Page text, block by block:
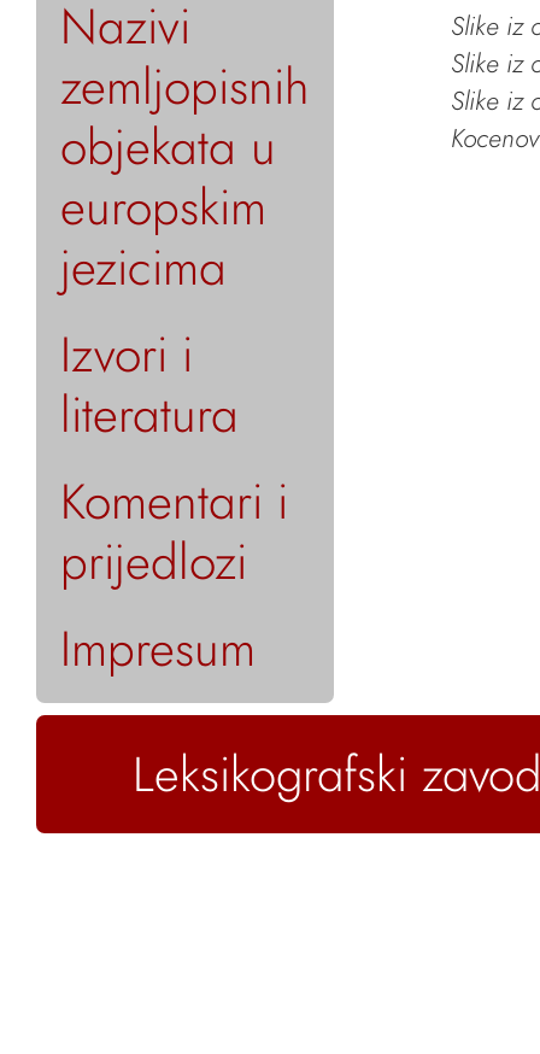
Nazivi
zemljopisnih
objekata u
europskim
jezicima
Izvori i
literatura
Komentari i
prijedlozi
Impresum
Slike iz
Slike iz
Slike iz
Leksikografski